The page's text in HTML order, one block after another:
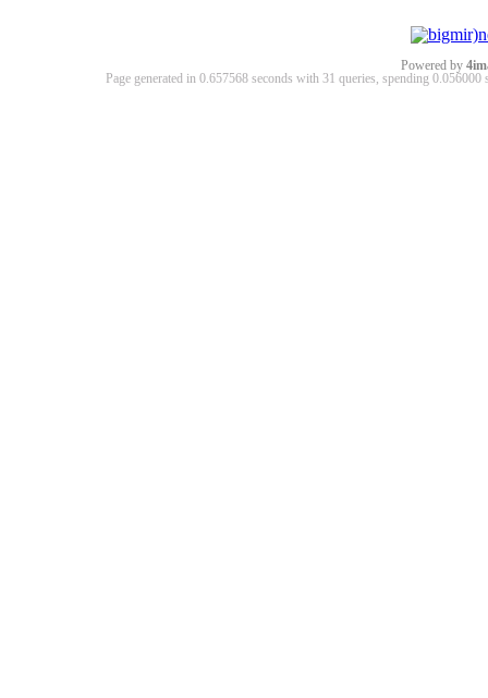
Powered by
Page generated in 0.657568 seconds with 31 queries, spending